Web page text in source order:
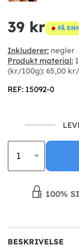
39 kr FÅ
Inkluderer: negler
Produkt material:
(kr/100g): 65,00
REF: 15092-0
100%
BESKRIVELSE